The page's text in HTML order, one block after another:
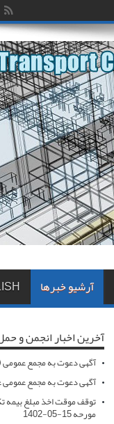
آرشیو خبرها
آخرین اخبار انجمن و
آگهی دعوت به مجمع عمومی
آگهی دعوت به مجمع عمومی
توقف موقت اخذ مبلغ بیمه
مورحه 15-05-1402